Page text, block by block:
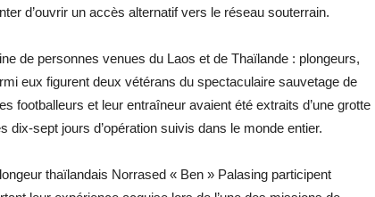
d’ouvrir un accès alternatif vers le réseau souterrain.
de personnes venues du Laos et de Thaïlande : plongeurs,
eux figurent deux vétérans du spectaculaire sauvetage de
footballeurs et leur entraîneur avaient été extraits d’une grotte
dix-sept jours d’opération suivis dans le monde entier.
thaïlandais Norrased « Ben » Palasing participent